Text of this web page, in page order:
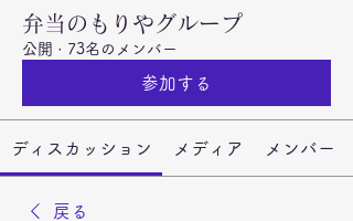
弁当のもりやグループ
公開 · 73名のメンバー
参加する
ディスカッション メディア メンバー
戻る